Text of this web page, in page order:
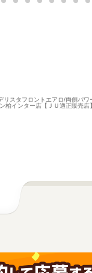
タフロントエアロ/両側パワ
インター店【ＪＵ適正販売店